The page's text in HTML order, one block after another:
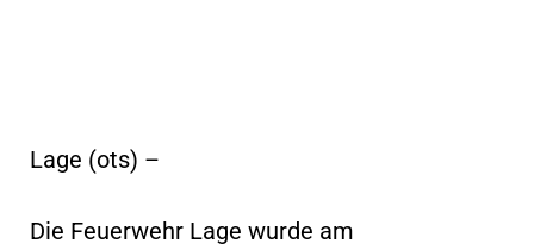
Lage (ots) –
Die Feuerwehr Lage wurde am